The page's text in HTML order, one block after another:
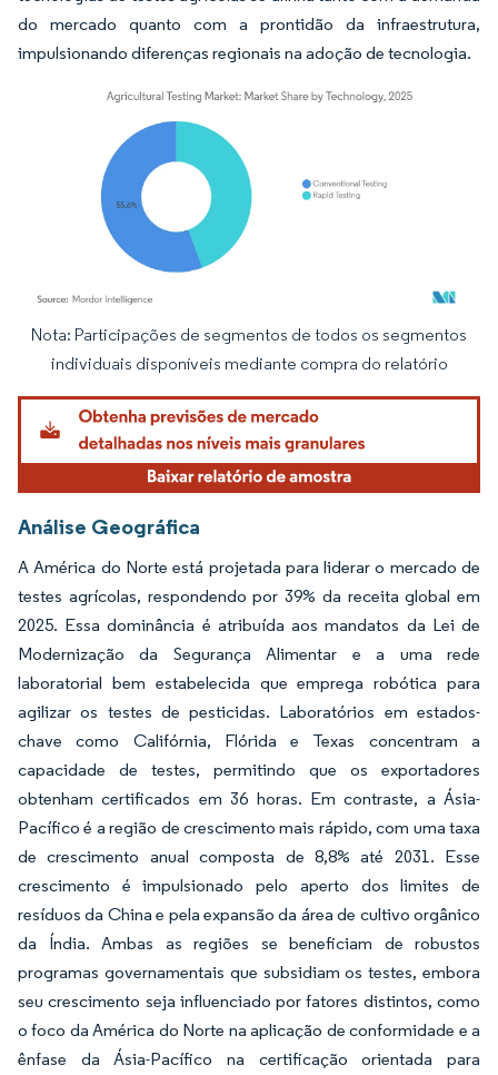
do mercado quanto com a prontidão da infraestrutura,
impulsionando diferenças regionais na adoção de tecnologia.
Imagem © Mordor Intelligence. O reuso requer atribuição conforme CC BY 4.0.
Nota: Participações de segmentos de todos os segmentos
individuais disponíveis mediante compra do relatório
Análise Geográfica
A América do Norte está projetada para liderar o mercado de
testes agrícolas, respondendo por 39% da receita global em
2025. Essa dominância é atribuída aos mandatos da Lei de
Modernização da Segurança Alimentar e a uma rede
laboratorial bem estabelecida que emprega robótica para
agilizar os testes de pesticidas. Laboratórios em estados-
chave como Califórnia, Flórida e Texas concentram a
capacidade de testes, permitindo que os exportadores
obtenham certificados em 36 horas. Em contraste, a Ásia-
Pacífico é a região de crescimento mais rápido, com uma taxa
de crescimento anual composta de 8,8% até 2031. Esse
crescimento é impulsionado pelo aperto dos limites de
resíduos da China e pela expansão da área de cultivo orgânico
da Índia. Ambas as regiões se beneficiam de robustos
programas governamentais que subsidiam os testes, embora
seu crescimento seja influenciado por fatores distintos, como
o foco da América do Norte na aplicação de conformidade e a
ênfase da Ásia-Pacífico na certificação orientada para